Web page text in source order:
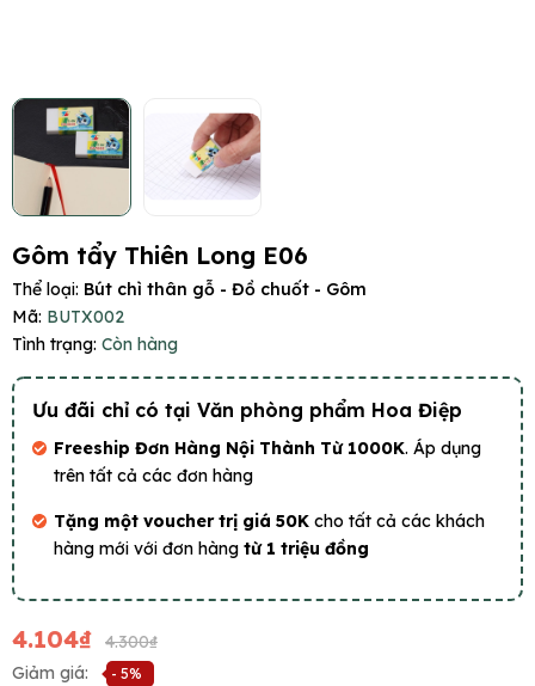
Gôm tẩy Thiên Long E06
Thể loại: Bút chì thân gỗ - Đồ chuốt - Gôm
Mã: BUTX002
Tình trạng: Còn hàng
Ưu đãi chỉ có tại Văn phòng phẩm Hoa Điệp
Freeship Đơn Hàng Nội Thành Từ 1000K. Áp dụng
trên tất cả các đơn hàng
Tặng một voucher trị giá 50K cho tất cả các khách
hàng mới với đơn hàng từ 1 triệu đồng
4.104₫
4.300₫
Giảm giá:
- 5%